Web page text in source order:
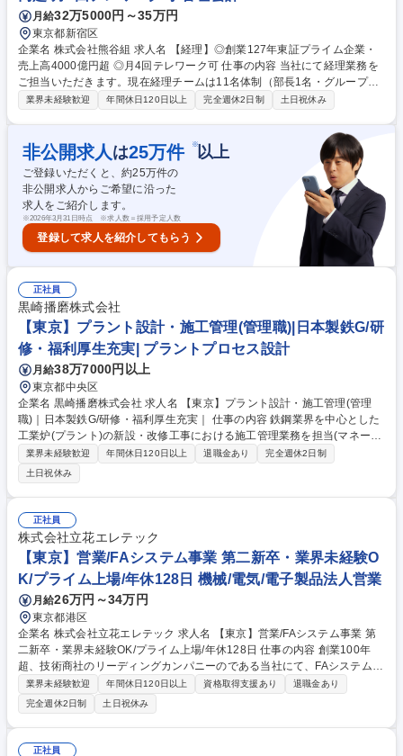
月給32万5000円～35万円
東京都新宿区
企業名 株式会社熊谷組 求人名 【経理】◎創業127年東証プライム企業・
売上高4000億円超 ◎月4回テレワーク可 仕事の内容 当社にて経理業務を
ご担当いただきます。現在経理チームは11名体制（部長1名・グループ部
長2名・グループ副部長2名・課長1名・メンバー5名）。ご経験や習熟度
務≫■単体決算業務 ■連結決算業務 ■開示業務 ≪税務業務≫税務監査対応
から税務申告までの一連の業務 ◎働き方アクションプラン：当社では201
8年1月に社長を委員長とする「働き方改革推進委員会」、推進部署として
「働き方改革推進室」を設置し、週休二日の推進・業務効率化・生産性の
向上、社員の意識改革・会社の制度や規則規程の見出しなどに取り組んで
います。 募集職種 【経理】◎創業127年東証プライム企業・売上高4000
億円超 ◎月4回テレワーク可
業界未経験歓迎 年間休日120日以上 完全週休2日制 土日祝休み
非公開求人 は25万件 ※以上
ご登録いただくと、約25万件の
非公開求人からご希望に沿った
求人をご紹介します。
※2026年3月31日時点 ※求人数＝採用予定人数
登録して求人を紹介してもらう
正社員
黒崎播磨株式会社
【東京】プラント設計・施工管理(管理職)|日本製鉄G/研
修・福利厚生充実| プラントプロセス設計
月給38万7000円以上
東京都中央区
企業名 黒崎播磨株式会社 求人名 【東京】プラント設計・施工管理(管理
職)｜日本製鉄G/研修・福利厚生充実｜ 仕事の内容 鉄鋼業界を中心とした
工業炉(プラント)の新設・改修工事における施工管理業務を担当(マネージ
ャー)。設計・施工のご経験を活かしながら、現場管理～プロジェクトマ
ネジメントまで幅広く担当いただきます。 まずはご経験に応じて業務をお
任せし、将来的には監理技術者・専任技術者としてのキャリアアップを目
指していただきます。 【業務内容】専任技術者業務としての管理業務(支
店/事業所常駐)／施工計画作成、工程/品質/コスト管理／見積り作成／資材
等発注業務／完成報告書作成…等 ※建物の改変を伴う業務は含まない
（業務内容の変更の範囲）当社業務全般 募集職種 【東京】プラント設
計・施工管理(管理職)｜日本製鉄G/研修・福利厚生充実｜
業界未経験歓迎 年間休日120日以上 退職金あり
完全週休2日制
土日祝休み
正社員
株式会社立花エレテック
【東京】営業/FAシステム事業 第二新卒・業界未経験O
K/プライム上場/年休128日 機械/電気/電子製品法人営業
月給26万円～34万円
東京都港区
企業名 株式会社立花エレテック 求人名 【東京】営業/FAシステム事業 第
二新卒・業界未経験OK/プライム上場/年休128日 仕事の内容 創業100年
超、技術商社のリーディングカンパニーのである当社にて、FAシステム事
業の営業職をお任せします。FAシステム事業は4部門から構成され、選考
の中で配属ポジションを決定します。 【詳細】■絶えずイノベーションが
求められるモノ造りの最前線に対して現場ごとに課題と問題点を洗い出
し、きめ細やかなソリューションを提供するお仕事です。■扱う商材は製
造現場である生産ラインの自動化を目的とした、業界トップ製品のPLC、
業界未経験歓迎 年間休日120日以上 資格取得支援あり
退職金あり
完全週休2日制
土日祝休み
正社員